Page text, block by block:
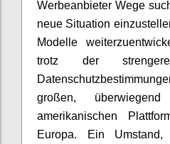
Werbeanbieter Wege
neue Situation
Modelle
trotz der
großen, überwiegend
amerikanischen
Europa. Ein